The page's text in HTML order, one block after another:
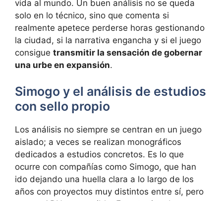
vida al mundo. Un buen análisis no se queda
solo en lo técnico, sino que comenta si
realmente apetece perderse horas gestionando
la ciudad, si la narrativa engancha y si el juego
consigue transmitir la sensación de gobernar
una urbe en expansión.
Simogo y el análisis de estudios
con sello propio
Los análisis no siempre se centran en un juego
aislado; a veces se realizan monográficos
dedicados a estudios concretos. Es lo que
ocurre con compañías como Simogo, que han
ido dejando una huella clara a lo largo de los
años con proyectos muy distintos entre sí, pero